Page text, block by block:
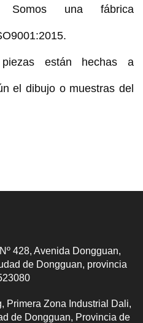
Somos una fábrica
están hechas a
el dibujo o muestras del
428, Avenida Dongguan,
de Dongguan, provincia
Primera Zona Industrial Dali,
de Dongguan, Provincia de